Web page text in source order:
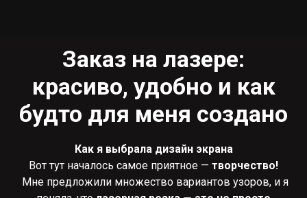
Заказ на лазере:
красиво, удобно и как
будто для меня создано
Как я выбрала дизайн экрана
Вот тут началось самое приятное — творчество!
Мне предложили множество вариантов узоров, и я